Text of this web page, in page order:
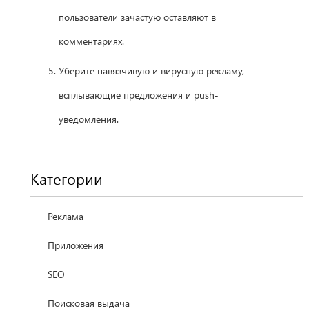
пользователи зачастую оставляют в
комментариях.
Уберите навязчивую и вирусную рекламу,
всплывающие предложения и push-
уведомления.
Категории
Реклама
Приложения
SEO
Поисковая выдача